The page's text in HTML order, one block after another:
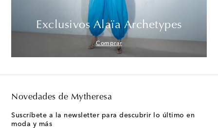
Exclusivos Alaïa Archetypes
Comprar
Novedades de Mytheresa
Suscríbete a la newsletter para descubrir lo último en
moda y más